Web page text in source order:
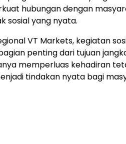
hubungan dengan
sosial yang nyata.
VT Markets, kegiatan
penting dari tujuan
memperluas kehadiran
tindakan nyata bagi